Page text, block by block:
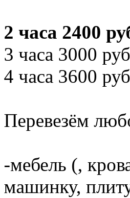
2 часа 2400
3 часа 3000
4 часа 3600
Перевезём
-мебель (,
машинку,